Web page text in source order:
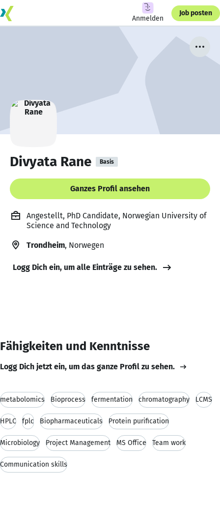
Anmelden
Job posten
Divyata Rane Basis
Ganzes Profil ansehen
Angestellt, PhD Candidate, Norwegian University of
Science and Technology
Trondheim, Norwegen
Logg Dich ein, um alle Einträge zu sehen.
Fähigkeiten und Kenntnisse
Logg Dich jetzt ein, um das ganze Profil zu sehen.
metabolomics Bioprocess fermentation chromatography LCMS
HPLC fplc Biopharmaceuticals Protein purification
Microbiology Project Management MS Office Team work
Communication skills